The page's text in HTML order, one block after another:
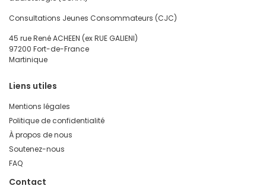
Consultations Jeunes Consommateurs (CJC)
45 rue René ACHEEN (ex RUE GALIENI)
97200 Fort-de-France
Martinique
Liens utiles
Mentions légales
Politique de confidentialité
À propos de nous
Soutenez-nous
FAQ
Contact